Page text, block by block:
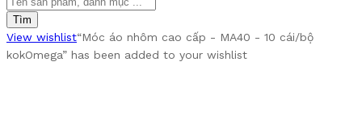
Tìm
View wishlist“Móc áo nhôm cao cấp - MA40 - 10 cái/bộ
kokOmega” has been added to your wishlist